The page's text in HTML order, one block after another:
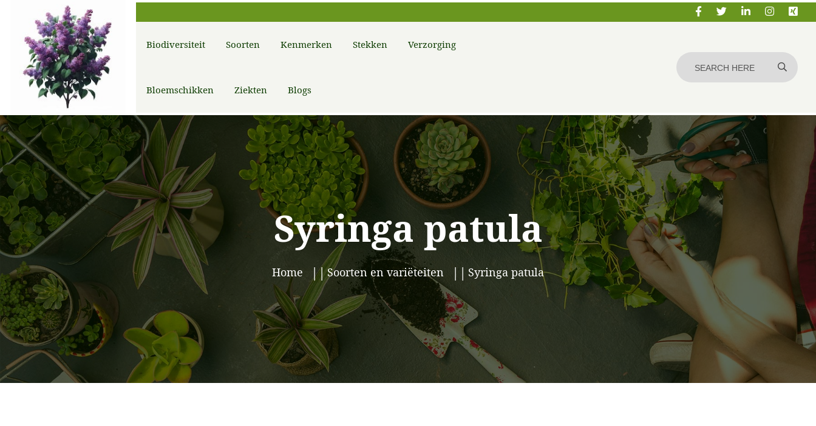
Biodiversiteit Soorten Kenmerken Stekken Verzorging
Bloemschikken Ziekten Blogs
Syringa patula
Home Soorten en variëteiten Syringa patula